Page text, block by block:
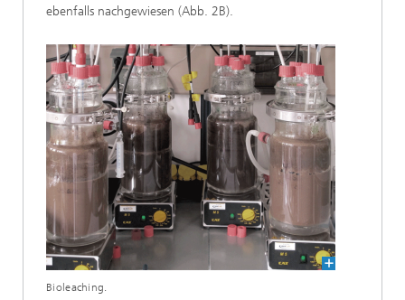
ebenfalls nachgewiesen (Abb. 2B).
Bioleaching.